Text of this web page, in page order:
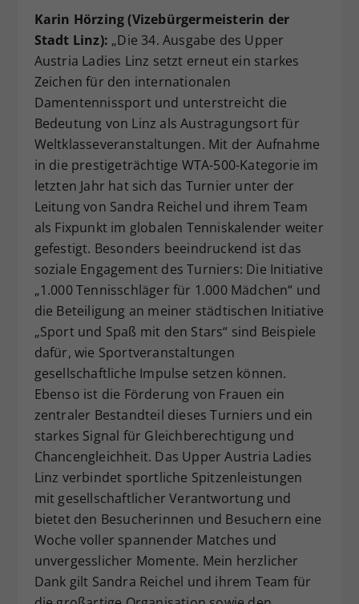
Karin Hörzing (Vizebürgermeisterin der
Stadt Linz): „Die 34. Ausgabe des Upper
Austria Ladies Linz setzt erneut ein starkes
Zeichen für den internationalen
Damentennissport und unterstreicht die
Bedeutung von Linz als Austragungsort für
Weltklasseveranstaltungen. Mit der Aufnahme
in die prestigeträchtige WTA-500-Kategorie im
letzten Jahr hat sich das Turnier unter der
Leitung von Sandra Reichel und ihrem Team
als Fixpunkt im globalen Tenniskalender weiter
gefestigt. Besonders beeindruckend ist das
soziale Engagement des Turniers: Die Initiative
„1.000 Tennisschläger für 1.000 Mädchen“ und
die Beteiligung an meiner städtischen Initiative
„Sport und Spaß mit den Stars“ sind Beispiele
dafür, wie Sportveranstaltungen
gesellschaftliche Impulse setzen können.
Ebenso ist die Förderung von Frauen ein
zentraler Bestandteil dieses Turniers und ein
starkes Signal für Gleichberechtigung und
Chancengleichheit. Das Upper Austria Ladies
Linz verbindet sportliche Spitzenleistungen
mit gesellschaftlicher Verantwortung und
bietet den Besucherinnen und Besuchern eine
Woche voller spannender Matches und
unvergesslicher Momente. Mein herzlicher
Dank gilt Sandra Reichel und ihrem Team für